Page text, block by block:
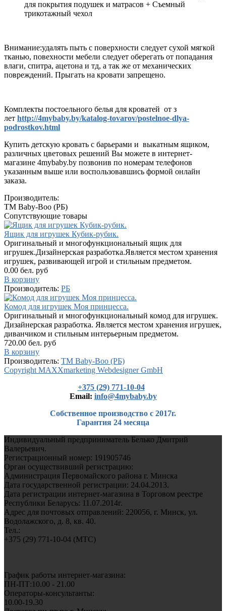
для покрытия подушек и матрасов + Съемный
трикотажный чехол
Внимание:удалять пыть с поверхности следует сухой мягкой
тканью, повехности мебели следует оберегать от попадания
влаги, спитра, ацетона и тд, а так же от механических
повреждений. Прыгать на кровати запрещено.
Комплекты постоельного белья для кроватей от з
лет http://4mybaby.by/katalog-tovarov/postelnoe-dlya-
podrostkov.html
Купить детскую кровать с барьерами и выкатным ящиком,
различных цветовых решений Вы можете в интернет-
магазине 4mybaby.by позвонив по номерам телефонов
указанным выше или воспользовавшись формой онлайн
заказа.
Производитель:
TM Baby-Boo (РБ)
Сопутствующие товары
Ящик для игрушек Кубик-рубик.
Оригинальный и многофункциональный ящик для
игрушек.Дизайнерская разработка.Является местом хранения
игрушек, развивающей игрой и стильным предметом.
0.00 бел. руб
В корзину
Производитель: РБ
Комод для игрушек Моя принцесса.
Оригинальный и многофункциональный комод для игрушек.
Дизайнерская разработка. Является местом хранения игрушек,
диванчиком и стильным интерьерным предметом.
720.00 бел. руб
В корзину
Производитель: TM Baby-Boo (РБ)
Copyright MAXXmarketing Webdesigner GmbH
+375 (29) 771-10-04
Еmail: info@4mybaby.by
Собственное производство с 2017г.
Гарантия 24 месяца
Индивидуальный предприниматель Белько Дмитрий
Валерьевич.
Регистрационный номер: 191905746
Орган осуществивший регистрацию:
Администрация Первомайского района г. Минска
Дата государственной регистрации: 24.04.2013.
Дата регистрации интернет-магазина в Торговом реестре
Республики Беларусь: 11.07.2014г.
Адрес для почтовых отправлений: 220056, г. Минск, ул.
Водолажского, д. 8, кв. 40.
Тел.:
+375 (29) 771-10-04 (MTC)
График работы интернет-магазина:
ПН-ПТ:10.00 - 21.00
Операторы-консультанты:
10.00-19.30